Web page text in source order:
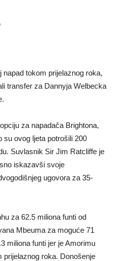
tokom prijelaznog roka,
transfer za Dannyja Welbecka
za napadača Brightona,
su ovog ljeta potrošili 200
Suvlasnik Sir Jim Ratcliffe je
iskazavši svoje
ugovora za 35-
za 62.5 miliona funti od
Mbeuma za moguće 71
miliona funti jer je Amorimu
prijelaznog roka. Donošenje